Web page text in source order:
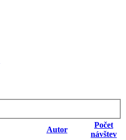
Autor
Počet
návštev